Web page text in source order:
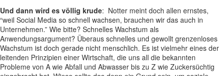
Und dann wird es völlig krude: Notter meint doch allen ernstes,
“weil Social Media so schnell wachsen, brauchen wir das auch in
Unternehmen.” Wie bitte? Schnelles Wachstum als
Anwendungsargument? Überaus schnelles und gewollt grenzenloses
Wachstum ist doch gerade nicht menschlich. Es ist vielmehr eines der
leitenden Prinzipien einer Wirtschaft, die uns all die bekannten
Probleme von A wie Abfall und Abwasser bis zu Z wie Zuckersüchtig